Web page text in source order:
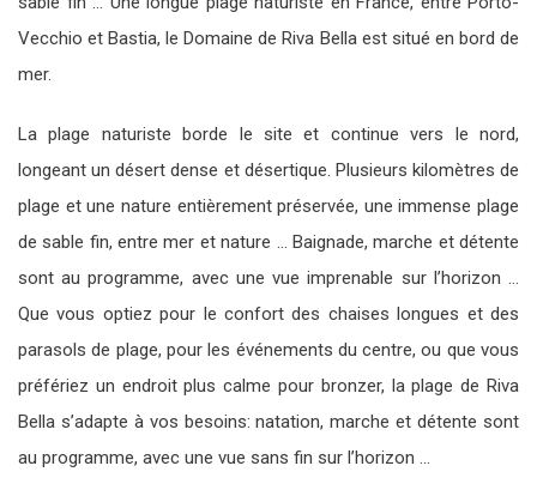
Vecchio et Bastia, le Domaine de Riva Bella est situé en bord de
mer.
La plage naturiste borde le site et continue vers le nord,
longeant un désert dense et désertique. Plusieurs kilomètres de
plage et une nature entièrement préservée, une immense plage
de sable fin, entre mer et nature … Baignade, marche et détente
sont au programme, avec une vue imprenable sur l’horizon …
Que vous optiez pour le confort des chaises longues et des
parasols de plage, pour les événements du centre, ou que vous
préfériez un endroit plus calme pour bronzer, la plage de Riva
Bella s’adapte à vos besoins: natation, marche et détente sont
au programme, avec une vue sans fin sur l’horizon …